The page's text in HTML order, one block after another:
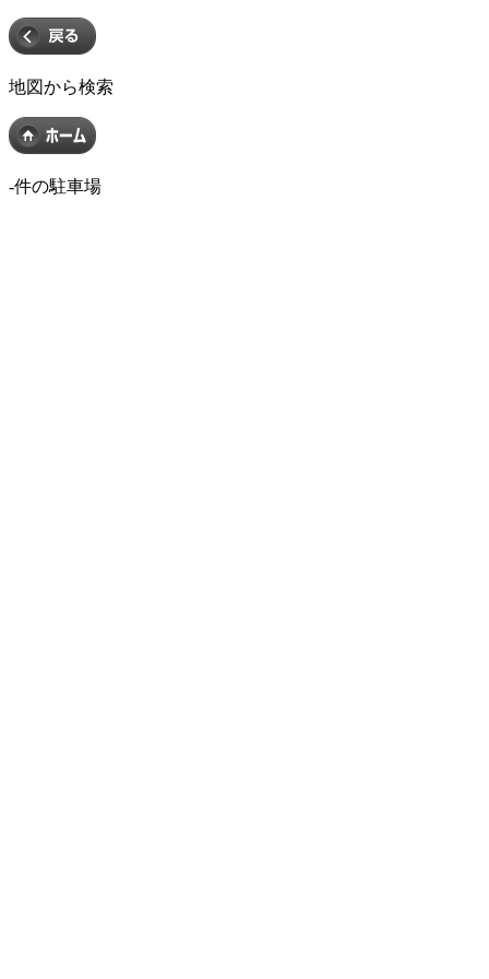
地図から検索
-件の駐車場